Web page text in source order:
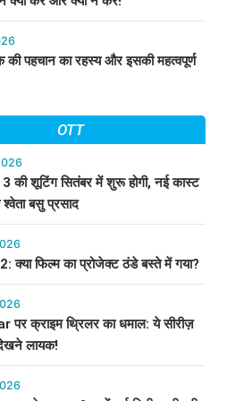
पहचान का रहस्य और इसकी महत्वपूर्ण
OTT
की शूटिंग सितंबर में शुरू होगी, नई कास्ट
श्वेता बसु प्रसाद
क्या फिल्म का प्रोजेक्ट ठंडे बस्ते में गया?
क्राइम थ्रिलर का धमाल: ये सीरीज़
लायक!